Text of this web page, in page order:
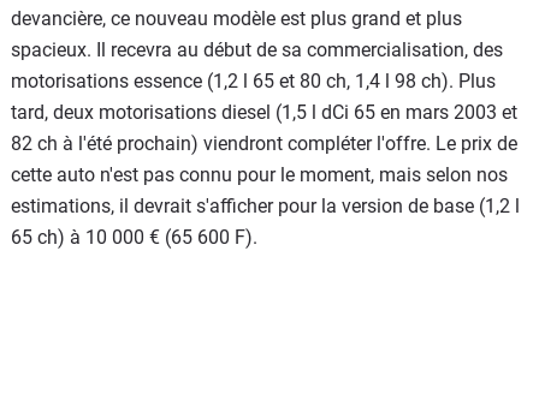
devancière, ce nouveau modèle est plus grand et plus
spacieux. Il recevra au début de sa commercialisation, des
motorisations essence (1,2 l 65 et 80 ch, 1,4 l 98 ch). Plus
tard, deux motorisations diesel (1,5 l dCi 65 en mars 2003 et
82 ch à l'été prochain) viendront compléter l'offre. Le prix de
cette auto n'est pas connu pour le moment, mais selon nos
estimations, il devrait s'afficher pour la version de base (1,2 l
65 ch) à 10 000 € (65 600 F).